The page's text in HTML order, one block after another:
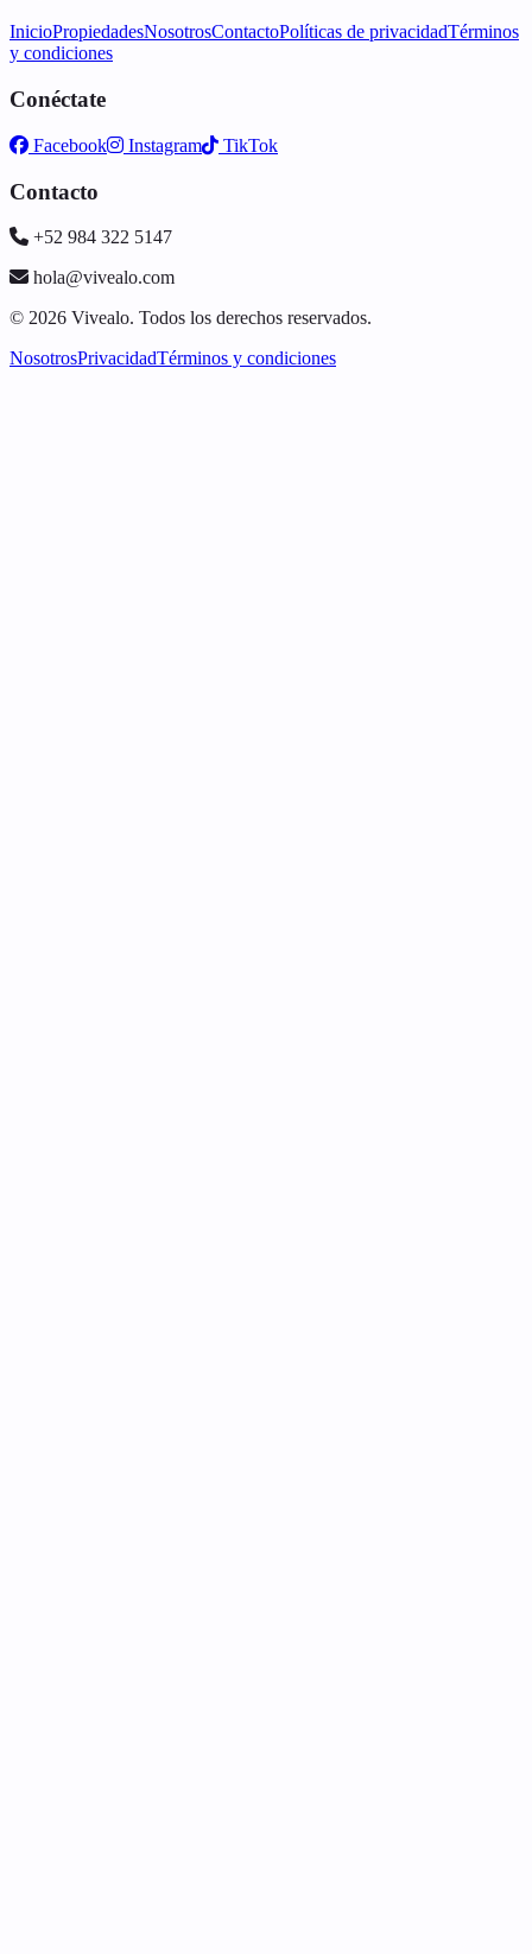
InicioPropiedadesNosotrosContactoPolíticas de privacidadTérminos
y condiciones
Conéctate
Facebook Instagram TikTok
Contacto
+52 984 322 5147
hola@vivealo.com
© 2026 Vivealo. Todos los derechos reservados.
NosotrosPrivacidadTérminos y condiciones